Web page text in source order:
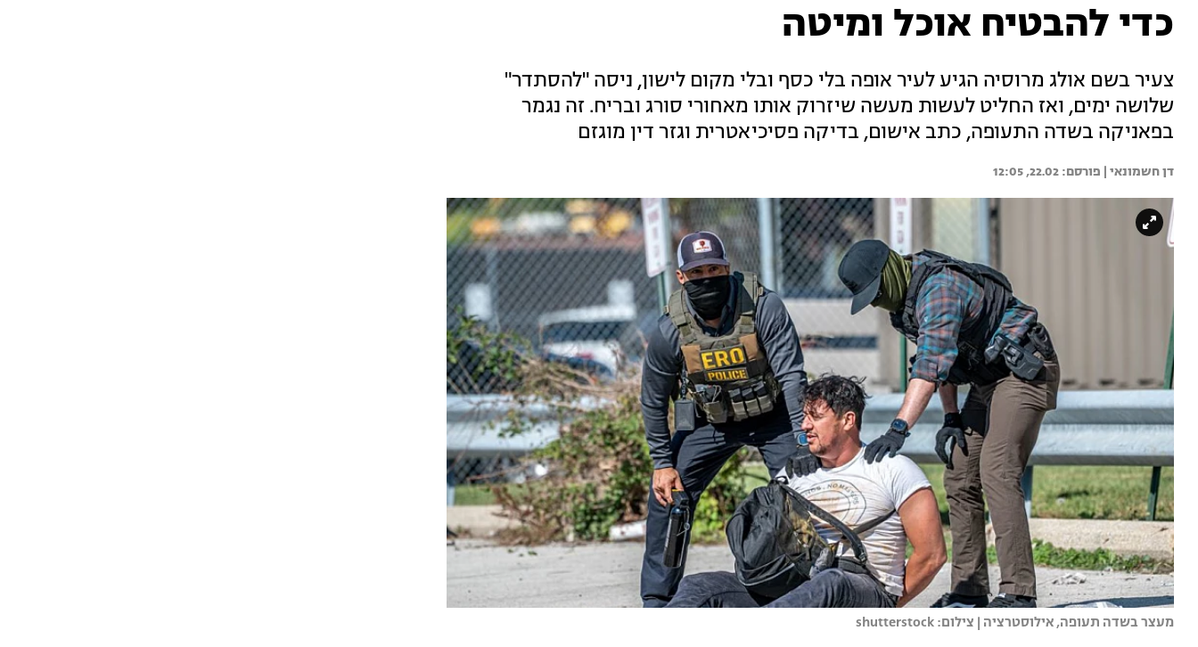
כדי להבטיח אוכל ומיטה
צעיר בשם אולג מרוסיה הגיע לעיר אופה בלי כסף ובלי מקום לישון, ניסה "להסתדר"
שלושה ימים, ואז החליט לעשות מעשה שיזרוק אותו מאחורי סורג ובריח. זה נגמר
בפאניקה בשדה התעופה, כתב אישום, בדיקה פסיכיאטרית וגזר דין מוגזם
דן חשמונאי | 22.02, 12:05
מעצר בשדה תעופה, אילוסטרציה | צילום: shutterstock